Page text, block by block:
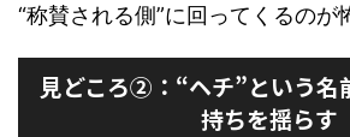
“称賛される側”に回ってくるのが
見どころ②：“ヘチ”という名
持ちを揺らす